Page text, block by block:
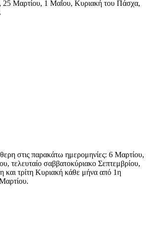
25 Μαρτίου, 1 Μαΐου, Κυριακή του Πάσχα,
στις παρακάτω ημερομηνίες: 6 Μαρτίου,
τελευταίο σαββατοκύριακο Σεπτεμβρίου,
και τρίτη Κυριακή κάθε μήνα από 1η